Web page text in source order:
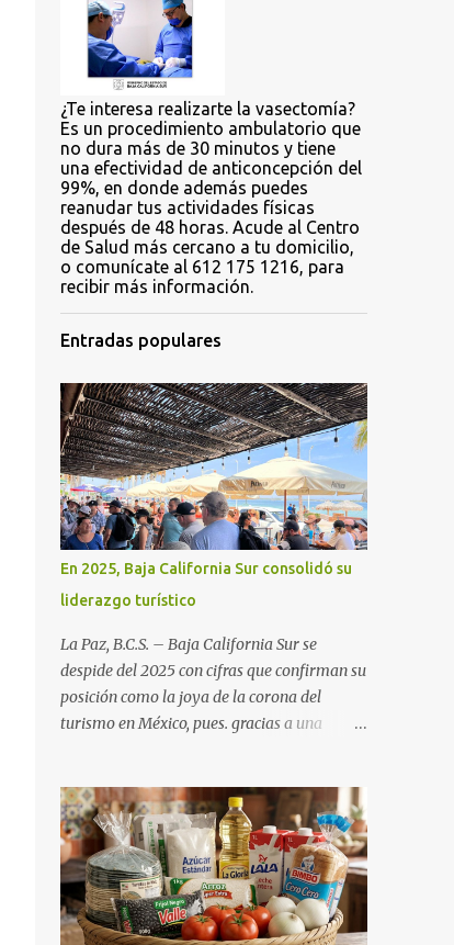
¿Te interesa realizarte la vasectomía?
Es un procedimiento ambulatorio que
no dura más de 30 minutos y tiene
una efectividad de anticoncepción del
99%, en donde además puedes
reanudar tus actividades físicas
después de 48 horas. Acude al Centro
de Salud más cercano a tu domicilio,
o comunícate al 612 175 1216, para
recibir más información.
Entradas populares
En 2025, Baja California Sur consolidó su
liderazgo turístico
La Paz, B.C.S. – Baja California Sur se
despide del 2025 con cifras que confirman su
posición como la joya de la corona del
turismo en México, pues. gracias a una
fideicomisos de promoción, la entidad
proyecta un cierre de año marcado por una
ocupación hotelera robusta, una
conectividad aérea en ascenso y una
derrama económica sin precedentes. Las
proyecciones para este periodo vacacional